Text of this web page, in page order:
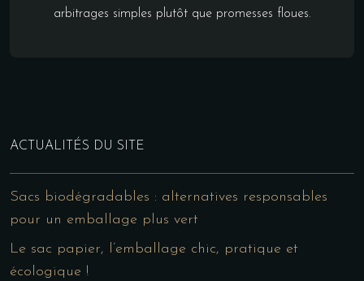
arbitrages simples plutôt que promesses floues.
ACTUALITÉS DU SITE
Sacs biodégradables : alternatives responsables
pour un emballage plus vert
Le sac papier, l’emballage chic, pratique et
écologique !